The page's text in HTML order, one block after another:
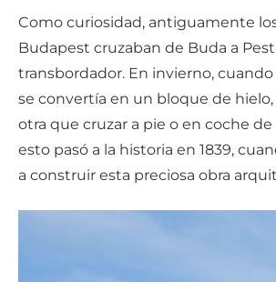
Como curiosidad, antiguamente
Budapest cruzaban de Buda a
transbordador. En invierno,
se convertía en un bloque de
otra que cruzar a pie o en coche de
esto pasó a la historia en 1839,
a construir esta preciosa obra